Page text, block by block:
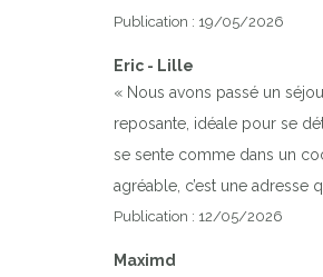
Publication : 19/05/2026
Eric - Lille
« Nous avons passé un
reposante, idéale pour se
se sente comme dans un
agréable, c’est une adresse
Publication : 12/05/2026
Maximd